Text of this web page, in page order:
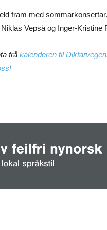
fram med
Vepsä og Inger-
frå kalenderen til Diktarvegen